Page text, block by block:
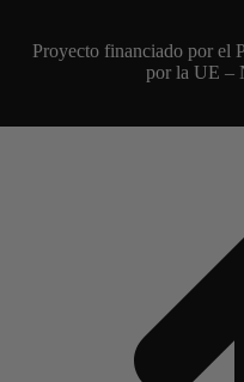
Proyecto financiado por el
por la UE –